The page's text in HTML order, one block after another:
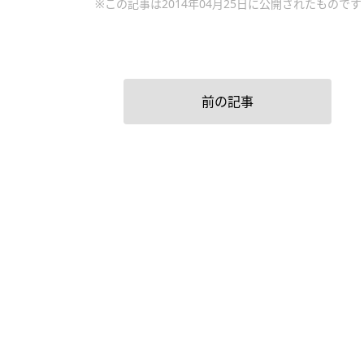
※この記事は2014年04月25日に公開されたものです
前の記事